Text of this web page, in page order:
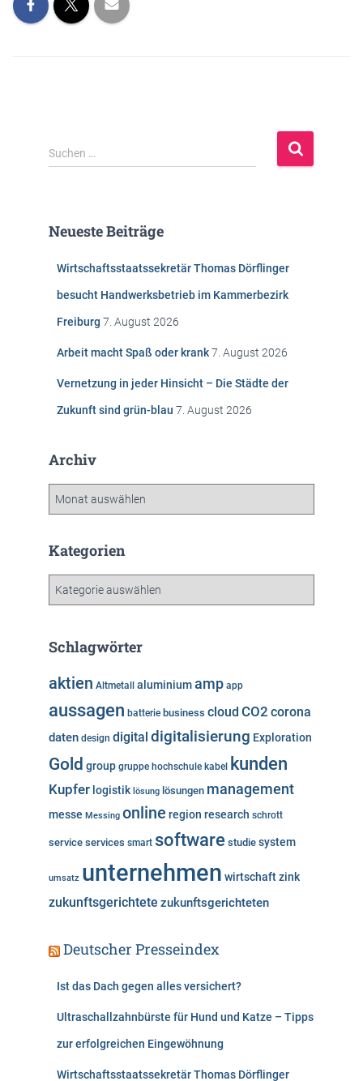
S
u
n
Suchen …
Neueste Beiträge
Wirtschaftsstaatssekretär Thomas Dörflinger
besucht Handwerksbetrieb im Kammerbezirk
Freiburg 7. August 2026
Arbeit macht Spaß oder krank7. August 2026
Vernetzung in jeder Hinsicht – Die Städte der
Zukunft sind grün-blau 7. August 2026
Archiv
h
Kategorien
g
r
i
n
Schlagwörter
aktien Altmetall aluminiumamp app
aussagen batterie business cloud CO2 corona
daten design digital digitalisierung Exploration
Gold group gruppe hochschule kabel kunden
Kupfer logistik lösung lösungen management
messe Messing online region research schrott
service services smart software studie system
umsatz unternehmen wirtschaftzink
zukunftsgerichtete zukunftsgerichteten
Deutscher Presseindex
Ist das Dach gegen alles versichert?
Ultraschallzahnbürste für Hund und Katze – Tipps
zur erfolgreichen Eingewöhnung
Wirtschaftsstaatssekretär Thomas Dörflinger